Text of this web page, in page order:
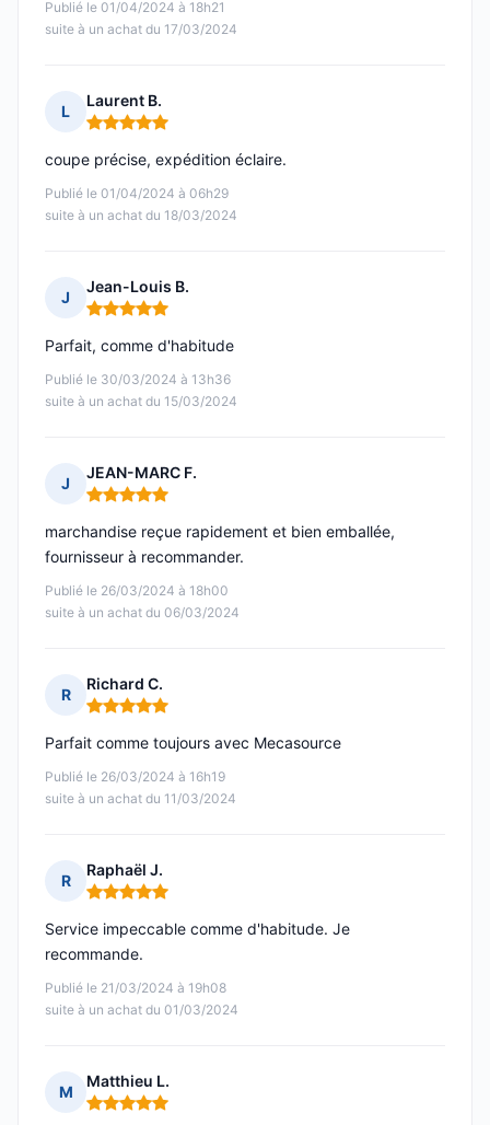
Publié le 01/04/2024 à 18h21
suite à un achat du 17/03/2024
L
Laurent B.
Note : 5 sur 5
Publié le 01/04/2024 à 06h29
suite à un achat du 18/03/2024
coupe précise, expédition éclaire.
J
Jean-Louis B.
Note : 5 sur 5
Publié le 30/03/2024 à 13h36
suite à un achat du 15/03/2024
Parfait, comme d'habitude
J
JEAN-MARC F.
Note : 5 sur 5
Publié le 26/03/2024 à 18h00
suite à un achat du 06/03/2024
marchandise reçue rapidement et bien emballée,
fournisseur à recommander.
R
Richard C.
Note : 5 sur 5
Publié le 26/03/2024 à 16h19
suite à un achat du 11/03/2024
Parfait comme toujours avec Mecasource
R
Raphaël J.
Note : 5 sur 5
Publié le 21/03/2024 à 19h08
suite à un achat du 01/03/2024
Service impeccable comme d'habitude. Je
recommande.
M
Matthieu L.
Note : 5 sur 5